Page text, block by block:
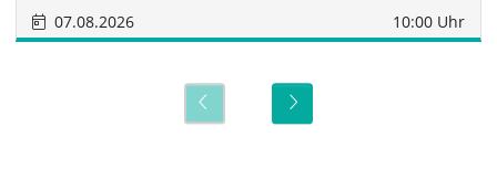
07.08.2026 10:00 Uhr